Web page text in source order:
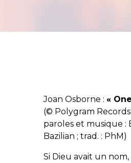
Joan Osborne : «
(© Polygram Records,
paroles et musique :
Bazilian ; trad. : PhM)
Si Dieu avait un nom,